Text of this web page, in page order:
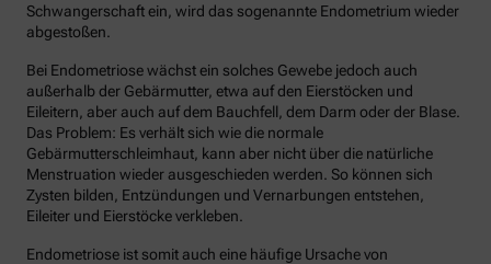
Schwangerschaft ein, wird das sogenannte Endometrium wieder
abgestoßen.
Bei Endometriose wächst ein solches Gewebe jedoch auch
außerhalb der Gebärmutter, etwa auf den Eierstöcken und
Eileitern, aber auch auf dem Bauchfell, dem Darm oder der Blase.
Das Problem: Es verhält sich wie die normale
Gebärmutterschleimhaut, kann aber nicht über die natürliche
Menstruation wieder ausgeschieden werden. So können sich
Zysten bilden, Entzündungen und Vernarbungen entstehen,
Eileiter und Eierstöcke verkleben.
Endometriose ist somit auch eine häufige Ursache von